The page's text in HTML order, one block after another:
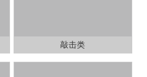
敲击类